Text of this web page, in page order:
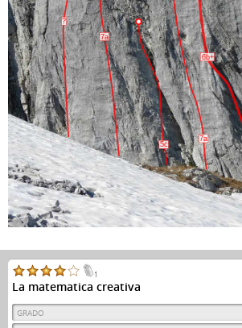
?
7a
5c
7a
6b+
1
La matematica creativa
GRADO